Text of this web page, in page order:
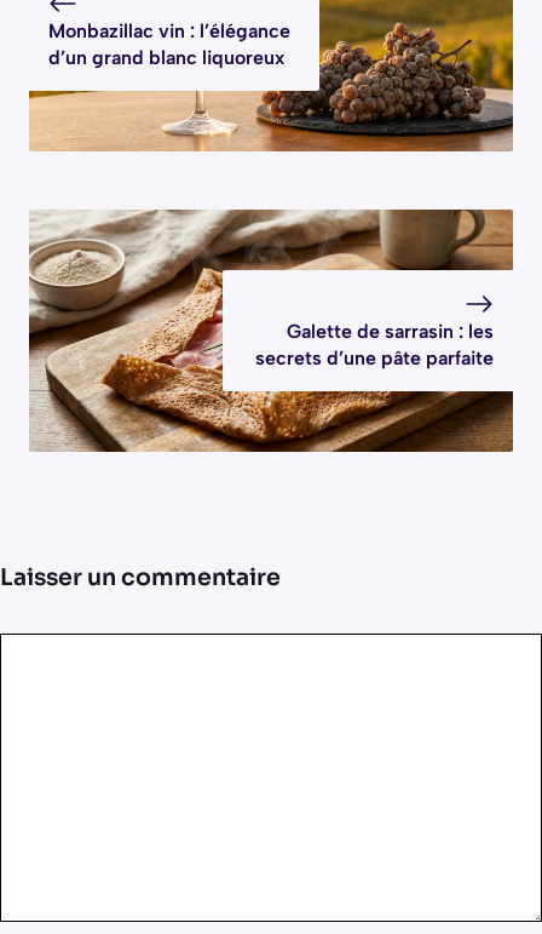
Monbazillac vin : l’élégance
d’un grand blanc liquoreux
Galette de sarrasin : les
secrets d’une pâte parfaite
Laisser un commentaire